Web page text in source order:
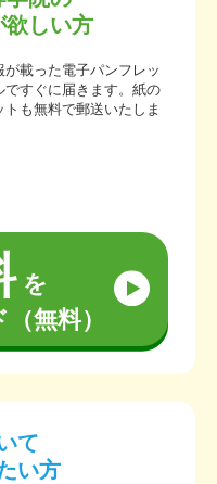
欲しい方
が載った電子パンフレッ
ですぐに届きます。紙の
トも無料で郵送いたしま
を
無料）
て
い方